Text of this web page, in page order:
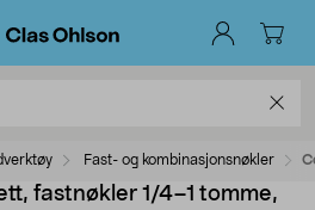
Fast- og kombinasjonsnøkler
fastnøkler 1/4–1 tomme,